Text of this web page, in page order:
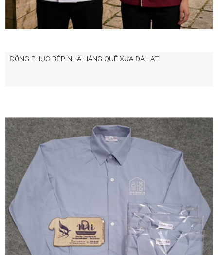
ĐỒNG PHỤC BẾP NHÀ HÀNG QUÊ XƯA ĐÀ LẠT